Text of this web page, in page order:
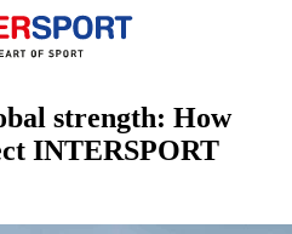
strength: How
INTERSPORT